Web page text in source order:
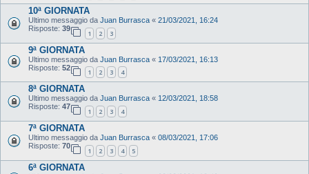
10ª GIORNATA
Ultimo messaggio da Juan Burrasca « 21/03/2021, 16:24
Risposte: 39
1 2 3
9ª GIORNATA
Ultimo messaggio da Juan Burrasca « 17/03/2021, 16:13
Risposte: 52
1 2 3 4
8ª GIORNATA
Ultimo messaggio da Juan Burrasca « 12/03/2021, 18:58
Risposte: 47
1 2 3 4
7ª GIORNATA
Ultimo messaggio da Juan Burrasca « 08/03/2021, 17:06
Risposte: 70
1 2 3 4 5
6ª GIORNATA